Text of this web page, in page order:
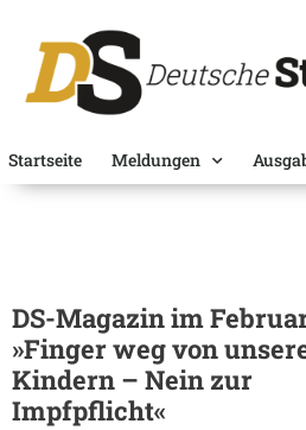
Startseite Meldungen
DS-Magazin im
»Finger weg von
Kindern – Nein zur
Impfpflicht«